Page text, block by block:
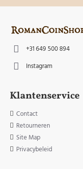
+31 649 500 894
Instagram
Klantenservice
Contact
Retourneren
Site Map
Privacybeleid